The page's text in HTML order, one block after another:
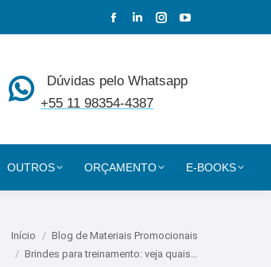
Facebook
in
new
Linkedin
in
new
Instagram
in
in
Dúvidas pelo Whatsapp
+55 11 98354-4387
OUTROS ORÇAMENTO E-BOOKS
Início
Blog de Materiais Promocionais
Brindes para treinamento: veja quais…